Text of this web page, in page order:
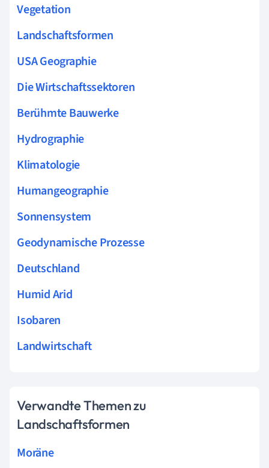
Vegetation
Landschaftsformen
USA Geographie
Die Wirtschaftssektoren
Berühmte Bauwerke
Hydrographie
Klimatologie
Humangeographie
Sonnensystem
Geodynamische Prozesse
Deutschland
Humid Arid
Isobaren
Landwirtschaft
Verwandte Themen zu
Landschaftsformen
Moräne